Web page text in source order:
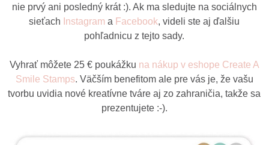
nie prvý ani posledný krát :). Ak ma sledujte na sociálnych
sieťach Instagram a Facebook, videli ste aj ďalšiu
pohľadnicu z tejto sady.
Vyhrať môžete 25 € poukážku na nákup v eshope Create A
Smile Stamps. Väčším benefitom ale pre vás je, že vašu
tvorbu uvidia nové kreatívne tváre aj zo zahraničia, takže sa
prezentujete :-).